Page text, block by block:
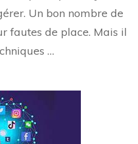
Un bon nombre de
fautes de place. Mais il
…